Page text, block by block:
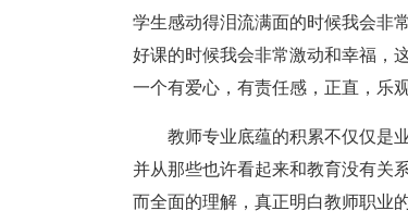
学生感动得泪流满面的时候我会非
好课的时候我会非常激动和幸福，
一个有爱心，有责任感，正直，乐
教师专业底蕴的积累不仅仅是
并从那些也许看起来和教育没有关
而全面的理解，真正明白教师职业